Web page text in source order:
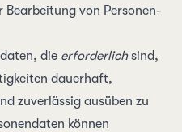
Bearbeitung von Personen­
die erforderlichsind,
dauerhaft,
zuverlässig ausüben zu
können